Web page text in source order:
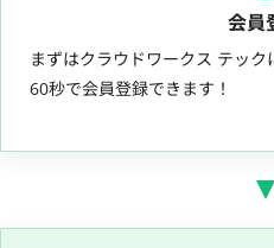
会員
まずはクラウドワークス テック
60秒で会員登録できます！